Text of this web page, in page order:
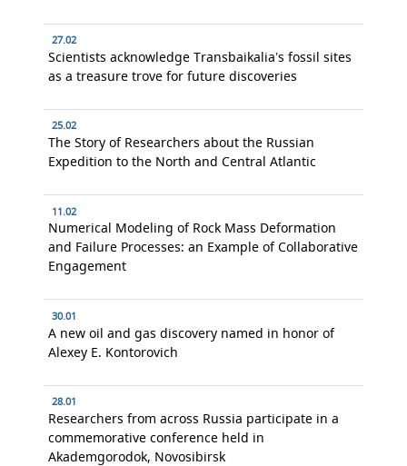
27.02
Scientists acknowledge Transbaikalia’s fossil sites
as a treasure trove for future discoveries
25.02
The Story of Researchers about the Russian
Expedition to the North and Central Atlantic
11.02
Numerical Modeling of Rock Mass Deformation
and Failure Processes: an Example of Collaborative
Engagement
30.01
A new oil and gas discovery named in honor of
Alexey E. Kontorovich
28.01
Researchers from across Russia participate in a
commemorative conference held in
Akademgorodok, Novosibirsk